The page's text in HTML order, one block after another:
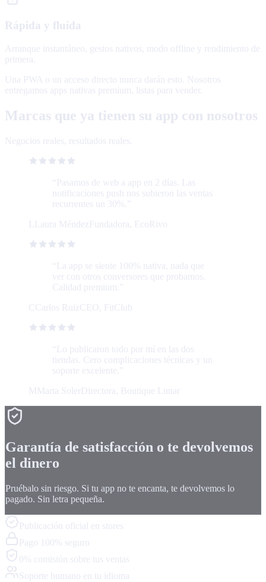
Rápida y fluida
Arranque instantáneo, gestos nativos, modo offline y rendimiento de
primera.
Una PWA o un acceso directo nunca darán esto. Nosotros
entregamos apps nativas premium, listas para vender.
Marcas que ya tienen su app con nosotros
Negocios reales, resultados reales.
“ Pasamos de web a app en 2 días. Las
notificaciones push nos subieron las ventas
recurrentes un 30%.
”
L Laura MéndezFundadora, EcoRivo
“ La app se siente 100% nativa, nada que
ver con otros conversores que probamos.
Calidad premium. ”
C Carlos RuizCEO, FitClub
“ Lo publicaron todo por mí en las dos
tiendas. Cero complicaciones técnicas y un
soporte excelente. ”
M Marta Soler Directora, Boutique Lunar
Garantía de satisfacción o te devolvemos
el dinero
Pruébalo sin riesgo. Si tu app no te encanta, te devolvemos lo
pagado. Sin letra pequeña.
Publicación oficial en stores
Pago 100% seguro
0% comisión sobre tus ventas
Soporte humano en tu idioma